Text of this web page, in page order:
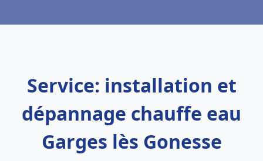
Service: installation et
dépannage chauffe eau
Garges lès Gonesse